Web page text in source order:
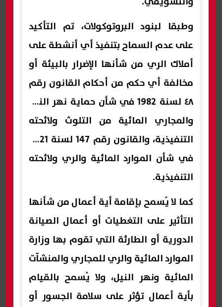
وطبقا لبنود البروتوكولات، تم التأكيد
على عدم السماح بتنفيذ أي أنشطة على
أملاك الري من شأنها الإضرار بالبيئة أو
مخالفة أي حكم من أحكام القانون رقم
٤٨ لسنة 1982 في شأن حماية نهر النيل
والمجاري المائية من التلوث ولائحته
التنفيذية، والقانون رقم 147 لسنة 2021
في شأن الموارد المائية والري ولائحته
التنفيذية.
كما لا يُسمح بإقامة أية أعمال من شأنها
التأثير على التغطيات أو أعمال الصيانة
الدورية أو الطارئة التي تقوم بها وزارة
الموارد المائية والري للمجاري والمنشآت
المائية ونهر النيل، ولا يُسمح بالقيام
بأية أعمال تؤثر على سلامة الجسور أو